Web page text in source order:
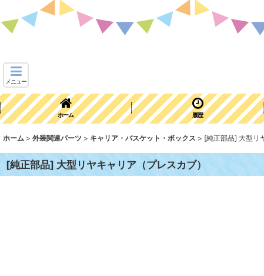
メニュー
ホーム 履歴
ホーム > 外装関連パーツ > キャリア・バスケット・ボックス > [純正部品] 大型リ
[純正部品] 大型リヤキャリア（プレスカブ）